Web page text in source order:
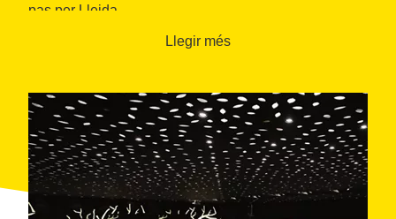
pas per Lleida.
Llegir més